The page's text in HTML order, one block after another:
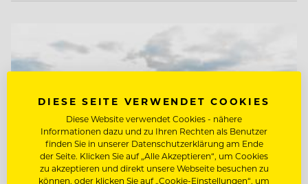
DIESE SEITE VERWENDET COOKIES
Diese Website verwendet Cookies - nähere
Informationen dazu und zu Ihren Rechten als Benutzer
finden Sie in unserer Datenschutzerklärung am Ende
der Seite. Klicken Sie auf „Alle Akzeptieren“, um Cookies
zu akzeptieren und direkt unsere Webseite besuchen zu
können, oder klicken Sie auf „Cookie-Einstellungen“, um